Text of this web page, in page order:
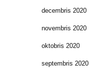
decembris 2020
novembris 2020
oktobris 2020
septembris 2020